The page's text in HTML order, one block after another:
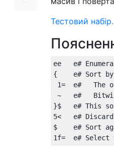
Тестовий набір.
ee   e#
{    e# Sort
1=  e#   The
~   e#
}$   e# This
5<   e#
$    e# Sort